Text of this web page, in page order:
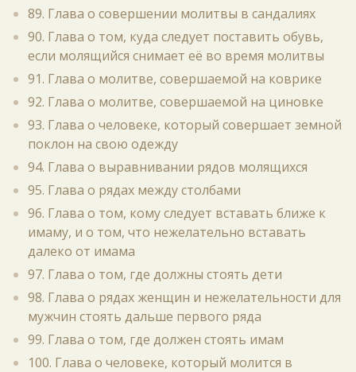
89. Глава о совершении молитвы в сандалиях
90. Глава о том, куда следует поставить обувь,
если молящийся снимает её во время молитвы
91. Глава о молитве, совершаемой на коврике
92. Глава о молитве, совершаемой на циновке
93. Глава о человеке, который совершает земной
поклон на свою одежду
94. Глава о выравнивании рядов молящихся
95. Глава о рядах между столбами
96. Глава о том, кому следует вставать ближе к
имаму, и о том, что нежелательно вставать
далеко от имама
97. Глава о том, где должны стоять дети
98. Глава о рядах женщин и нежелательности для
мужчин стоять дальше первого ряда
99. Глава о том, где должен стоять имам
100. Глава о человеке, который молится в